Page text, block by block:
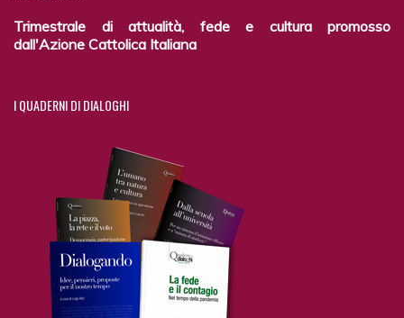
Trimestrale di attualità, fede e cultura promosso
dall'Azione Cattolica Italiana
IQUADERNI DI DIALOGHI